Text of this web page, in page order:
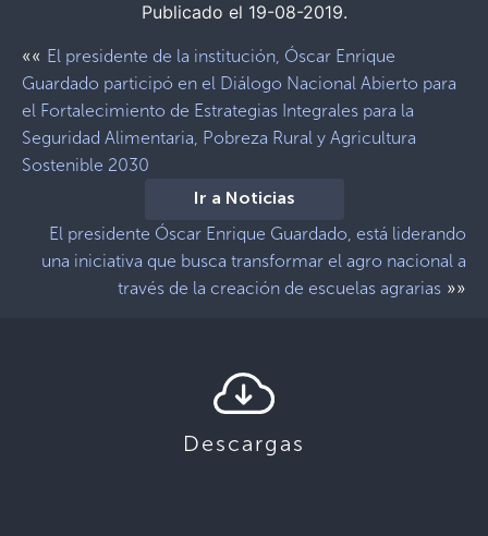
Publicado el 19-08-2019.
«« El presidente de la institución, Óscar Enrique
Guardado participó en el Diálogo Nacional Abierto para
el Fortalecimiento de Estrategias Integrales para la
Seguridad Alimentaria, Pobreza Rural y Agricultura
Sostenible 2030
Ir a Noticias
El presidente Óscar Enrique Guardado, está liderando
una iniciativa que busca transformar el agro nacional a
través de la creación de escuelas agrarias »»
Descargas